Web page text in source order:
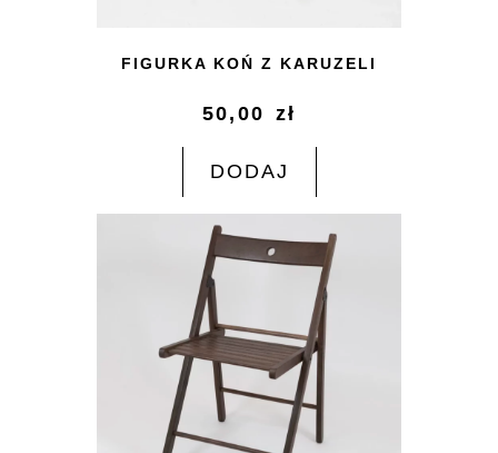
FIGURKA KOŃ Z KARUZELI
50,00 zł
DODAJ